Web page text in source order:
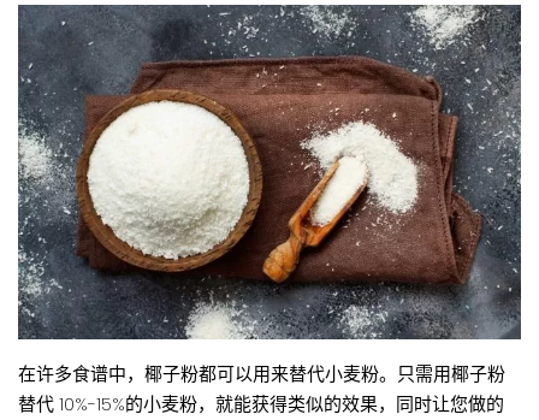
在许多食谱中，椰子粉都可以用来替代小麦粉。只需用椰子粉
替代 10%-15%的小麦粉，就能获得类似的效果，同时让您做的